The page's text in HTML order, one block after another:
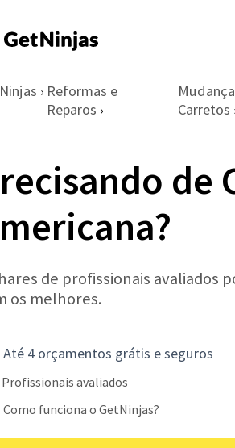
› Reformas e
Reparos ›
Carretos
de
de profissionais avaliados
os melhores.
Até 4 orçamentos grátis e seguros
Profissionais avaliados
Como funciona o GetNinjas?